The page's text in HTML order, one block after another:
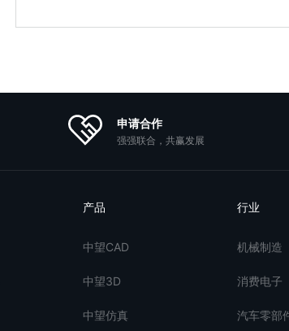
申请合作
强强联合，共赢发展
产品
中望CAD
中望3D
中望仿真
行业
机械制造
消费电子
汽车零部